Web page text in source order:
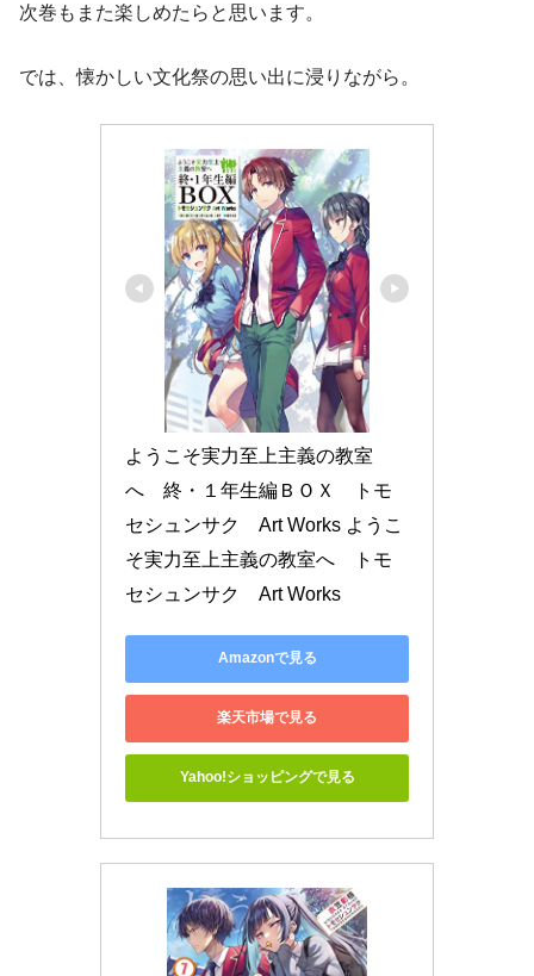
次巻もまた楽しめたらと思います。
では、懐かしい文化祭の思い出に浸りながら。
ようこそ実力至上主義の教室
へ　終・１年生編ＢＯＸ　トモ
セシュンサク　Art Works ようこ
そ実力至上主義の教室へ　トモ
セシュンサク　Art Works
Amazonで見る
楽天市場で見る
Yahoo!ショッピングで見る